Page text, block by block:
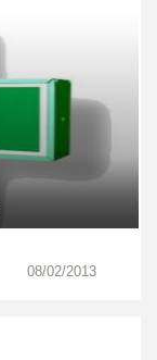
08/02/2013